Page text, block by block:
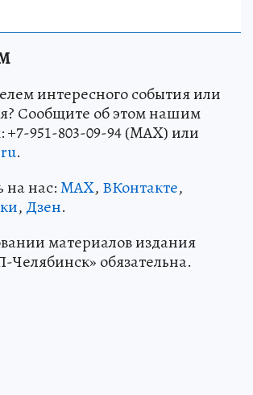
интересного события или
Сообщите об этом нашим
951-803-09-94 (MAX) или
.
нас:MAX, ВКонтакте,
, Дзен.
материалов издания
Челябинск» обязательна.